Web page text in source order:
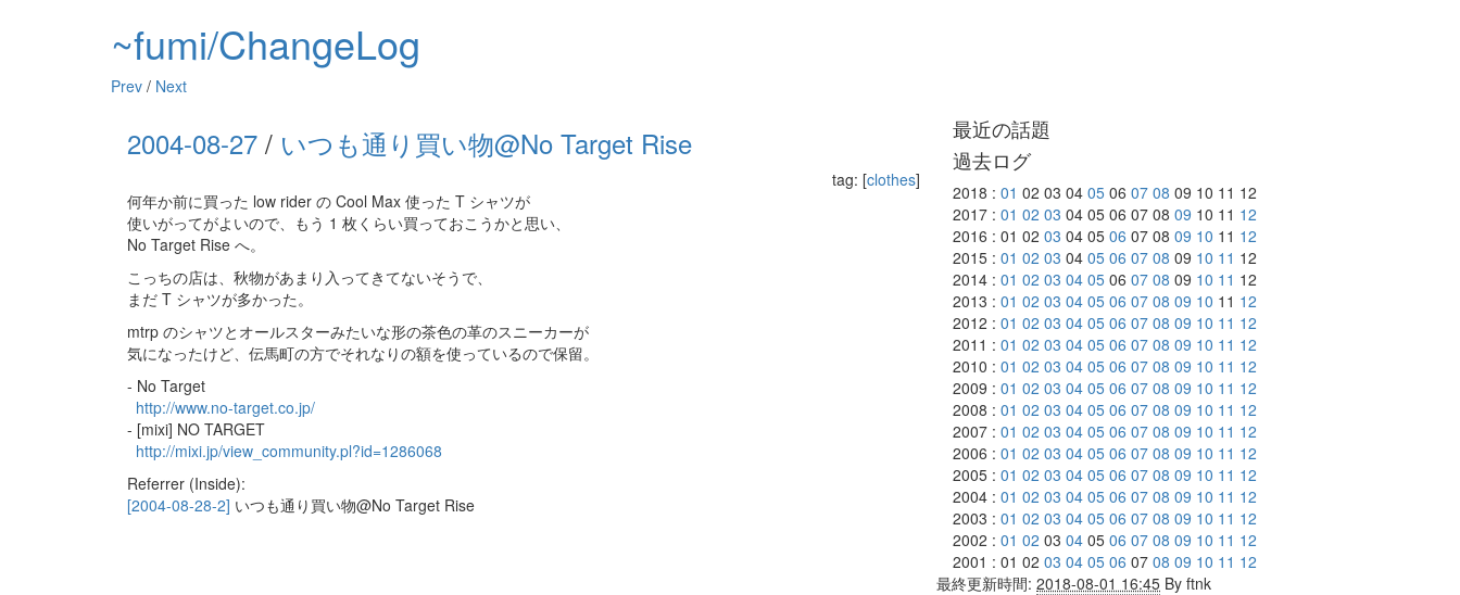
~fumi/ChangeLog
Prev / Next
2004-08-27 / いつも通り買い物@No Target Rise
tag: [clothes]
何年か前に買った low rider の Cool Max 使った T シャツが
使いがってがよいので、もう 1 枚くらい買っておこうかと思い、
No Target Rise へ。
こっちの店は、秋物があまり入ってきてないそうで、
まだ T シャツが多かった。
mtrp のシャツとオールスターみたいな形の茶色の革のスニーカーが
気になったけど、伝馬町の方でそれなりの額を使っているので保留。
- No Target
http://www.no-target.co.jp/
- [mixi] NO TARGET
http://mixi.jp/view_community.pl?id=1286068
Referrer (Inside):
[2004-08-28-2] いつも通り買い物@No Target Rise
最近の話題
過去ログ
2018 : 01 02 03 04 05 06 07 08 09 10 11 12
2017 : 01 02 03 04 05 06 07 08 09 10 11 12
2016 : 01 02 03 04 05 06 07 08 09 10 11 12
2015 : 01 02 03 04 05 06 07 08 09 10 11 12
2014 : 01 02 03 04 05 06 07 08 09 10 11 12
2013 : 01 02 03 04 05 06 07 08 09 10 11 12
2012 : 01 02 03 04 05 06 07 08 09 10 11 12
2011 : 01 02 03 04 05 06 07 08 09 10 11 12
2010 : 01 02 03 04 05 06 07 08 09 10 11 12
2009 : 01 02 03 04 05 06 07 08 09 10 11 12
2008 : 01 02 03 04 05 06 07 08 09 10 11 12
2007 : 01 02 03 04 05 06 07 08 09 10 11 12
2006 : 01 02 03 04 05 06 07 08 09 10 11 12
2005 : 01 02 03 04 05 06 07 08 09 10 11 12
2004 : 01 02 03 04 05 06 07 08 09 10 11 12
2003 : 01 02 03 04 05 06 07 08 09 10 11 12
2002 : 01 02 03 04 05 06 07 08 09 10 11 12
2001 : 01 02 03 04 05 06 07 08 09 10 11 12
最終更新時間: 2018-08-01 16:45 By ftnk